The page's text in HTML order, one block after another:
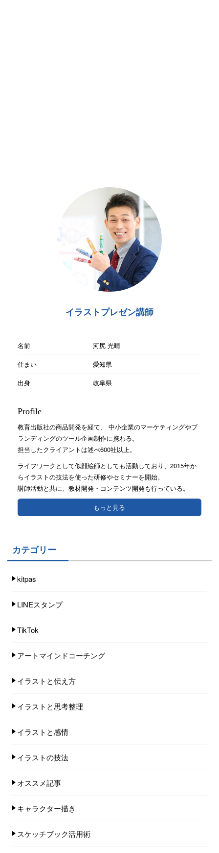
イラストプレゼン講師
名前
河尻 光晴
住まい
愛知県
出身
岐阜県
Profile
教育出版社の商品開発を経て、 中小企業のマーケティングやブ
ランディングのツール企画制作に携わる。
担当したクライアントは述べ600社以上。
ライフワークとして似顔絵師としても活動しており、2015年か
らイラストの技法を使った研修やセミナーを開始。
講師活動と共に、教材開発・コンテンツ開発も行っている。
もっと見る
カテゴリー
kitpas
LINEスタンプ
TikTok
アートマインドコーチング
イラストと伝え方
イラストと思考整理
イラストと感情
イラストの技法
オススメ記事
キャラクター描き
スケッチブック活用術